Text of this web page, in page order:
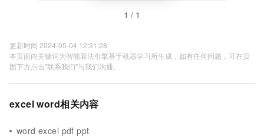
1 / 1
更新时间 2024-05-04 12:31:28
本页面内关键词为智能算法引擎基于机器学习所生成，如有任何问题，可在页
面下方点击"联系我们"与我们沟通。
excel word相关内容
word excel pdf ppt